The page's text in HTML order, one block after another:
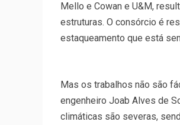
Mello e Cowan e U&M,
estruturas. O consórcio é
estaqueamento que está
Mas os trabalhos não são
engenheiro Joab Alves de
climáticas são severas,